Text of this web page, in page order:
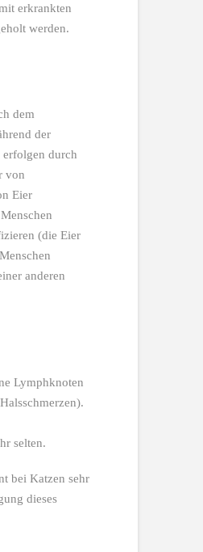
erkrankten
werden.
dem
der
erfolgen durch
von
Eier
(die Eier
anderen
Lymphknoten
selten.
bei Katzen sehr
dieses